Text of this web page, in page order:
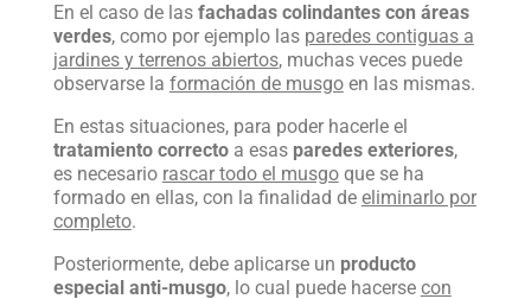
En el caso de las fachadas colindantes con áreas
verdes, como por ejemplo las paredes contiguas a
jardines y terrenos abiertos, muchas veces puede
observarse la formación de musgoen las mismas.
En estas situaciones, para poder hacerle el
tratamiento correctoa esas paredes exteriores,
es necesario rascar todo el musgoque se ha
formado en ellas, con la finalidad de eliminarlo por
completo.
Posteriormente, debe aplicarse un producto
especial anti-musgo, lo cual puede hacerse con